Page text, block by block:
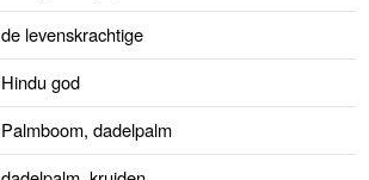
de levenskrachtige
Hindu god
Palmboom, dadelpalm